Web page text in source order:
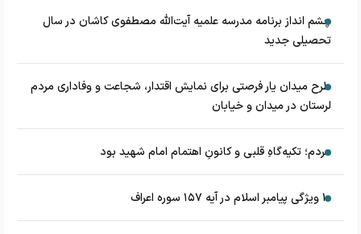
چشم‌ انداز برنامه مدرسه علمیه آیت‌الله مصطفوی کاشان در سال
تحصیلی جدید
طرح میدان یار فرصتی برای نمایش اقتدار، شجاعت و وفاداری مردم
لرستان در میدان و خیابان
مردم؛ تکیه‌گاهِ قلبی و کانونِ اهتمام امام شهید بود
۱۰ ویژگی پیامبر اسلام در آیه ۱۵۷ سوره اعراف